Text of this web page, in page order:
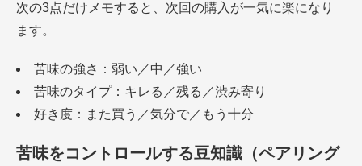
次の3点だけメモすると、次回の購入が一気に楽になり
ます。
苦味の強さ：弱い／中／強い
苦味のタイプ：キレる／残る／渋み寄り
好き度：また買う／気分で／もう十分
苦味をコントロールする豆知識（ペアリング